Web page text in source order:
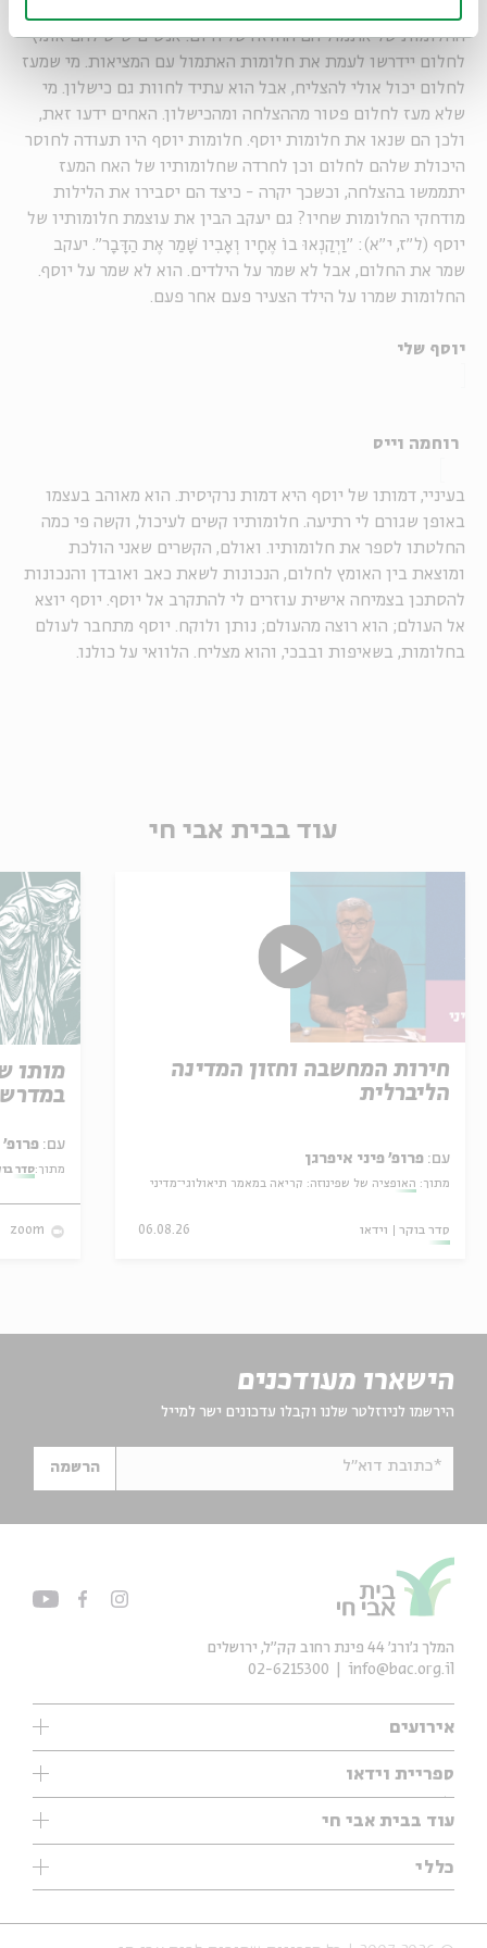
החלומות של אתמול הם החוזה של היום. אנשים שיש להם אומץ
לחלום יידרשו לעמת את חלומות האתמול עם המציאות. מי שמעז
לחלום יכול אולי להצליח, אבל הוא עתיד לחוות גם כישלון. מי
שלא מעז לחלום פטור מההצלחה ומהכישלון. האחים ידעו זאת,
ולכן הם שנאו את חלומות יוסף. חלומות יוסף היו תעודה לחוסר
היכולת שלהם לחלום וכן לחרדה שחלומותיו של האח המעז
יתממשו בהצלחה, וכשכך יקרה - כיצד הם יסבירו את הלילות
מודחקי החלומות שחיו? גם יעקב הבין את עוצמת חלומותיו של
יוסף (ל"ז, י"א) : "וַיְקַנְאוּ בוֹ אֶחָיו וְאָבִיו שָׁמַר אֶת הַדָּבָר". יעקב
שמר את החלום, אבל לא שמר על הילדים. הוא לא שמר על יוסף.
החלומות שמרו על הילד הצעיר פעם אחר פעם.
יוסף שלי
רוחמה וייס
בעיניי, דמותו של יוסף היא דמות נרקיסית. הוא מאוהב בעצמו
באופן שגורם לי רתיעה. חלומותיו קשים לעיכול, וקשה פי כמה
החלטתו לספר את חלומותיו. ואולם, הקשרים שאני הולכת
ומוצאת בין האומץ לחלום, הנכונות לשאת כאב ואובדן והנכונות
להסתכן בצמיחה אישית עוזרים לי להתקרב אל יוסף. יוסף יוצא
אל העולם; הוא רוצה מהעולם; נותן ולוקח. יוסף מתחבר לעולם
בחלומות, בשאיפות ובבכי, והוא מצליח. הלוואי על כולנו.
עוד בבית אבי חי
חירות המחשבה וחזון המדינה
הליברלית
עם: פרופ' פיני איפרגן
מתוך: האופציה של שפינוזה: קריאה במאמר תיאולוגי־מדיני
סדר בוקר וידאו 06.08.26
מותו
עם: פרופ' אביגדור שנאן
מתוך:סדר
zoom
הישארו מעודכנים
הירשמו לניוזלטר שלנו וקבלו עדכונים ישר למייל
*כתובת דוא"ל הרשמה
אירועים
עיון
אנגלית
נוער
סדרות
ספריית וידאו
ילדים
מוזיקה
עיון
מיוחדים
עוד בבית אבי חי
תערוכות
מיוחדים
כללי
אודות
המלך ג'ורג' 44 פינת רחוב קק״ל, ירושלים
info@bac.org.il
02-6215300